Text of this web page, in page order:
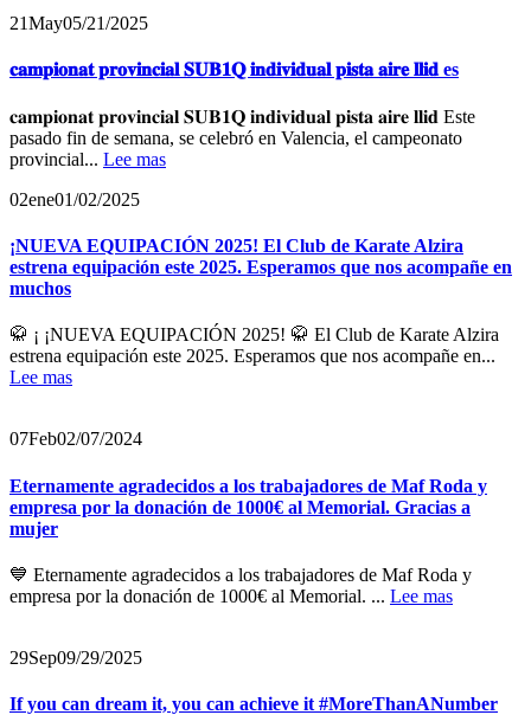
21May05/21/2025
𝐜𝐚𝐦𝐩𝐢𝐨𝐧𝐚𝐭 𝐩𝐫𝐨𝐯𝐢𝐧𝐜𝐢𝐚𝐥 𝐒𝐔𝐁𝟏𝐐 𝐢𝐧𝐝𝐢𝐯𝐢𝐝𝐮𝐚𝐥 𝐩𝐢𝐬𝐭𝐚 𝐚𝐢𝐫𝐞 𝐥𝐥𝐢𝐝 es
𝐜𝐚𝐦𝐩𝐢𝐨𝐧𝐚𝐭 𝐩𝐫𝐨𝐯𝐢𝐧𝐜𝐢𝐚𝐥 𝐒𝐔𝐁𝟏𝐐 𝐢𝐧𝐝𝐢𝐯𝐢𝐝𝐮𝐚𝐥 𝐩𝐢𝐬𝐭𝐚 𝐚𝐢𝐫𝐞 𝐥𝐥𝐢𝐝 Este
pasado fin de semana, se celebró en Valencia, el campeonato
provincial... Lee mas
02ene01/02/2025
¡NUEVA EQUIPACIÓN 2025! El Club de Karate Alzira
estrena equipación este 2025. Esperamos que nos acompañe en
muchos
🥋 ¡ ¡NUEVA EQUIPACIÓN 2025! 🥋 El Club de Karate Alzira
estrena equipación este 2025. Esperamos que nos acompañe en...
Lee mas
07Feb02/07/2024
Eternamente agradecidos a los trabajadores de Maf Roda y
empresa por la donación de 1000€ al Memorial. Gracias a
mujer
💙 Eternamente agradecidos a los trabajadores de Maf Roda y
empresa por la donación de 1000€ al Memorial. ... Lee mas
29Sep09/29/2025
If you can dream it, you can achieve it #MoreThanANumber